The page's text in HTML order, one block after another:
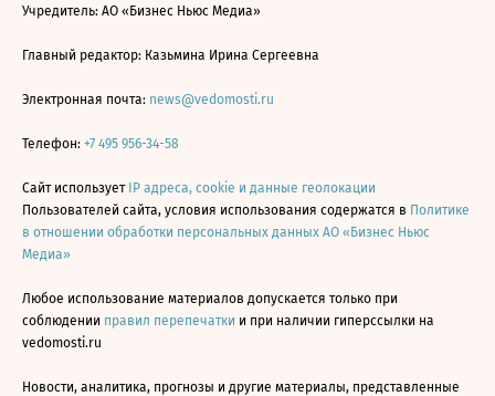
Учредитель: АО «Бизнес Ньюс Медиа»
Главный редактор: Казьмина Ирина Сергеевна
Электронная почта: news@vedomosti.ru
Телефон: +7 495 956-34-58
Сайт использует IP адреса, cookie и данные геолокации
Пользователей сайта, условия использования содержатся в Политике
в отношении обработки персональных данных АО «Бизнес Ньюс
Медиа»
Любое использование материалов допускается только при
соблюдении правил перепечатки и при наличии гиперссылки на
vedomosti.ru
Новости, аналитика, прогнозы и другие материалы, представленные